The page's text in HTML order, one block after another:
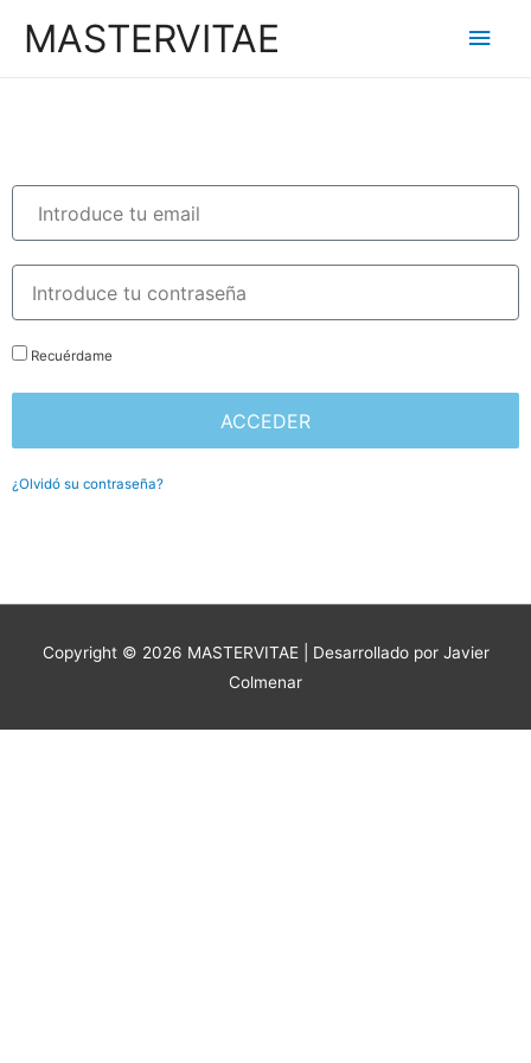
MASTERVITAE
Recuérdame
ACCEDER
¿Olvidó su contraseña?
Copyright © 2026 MASTERVITAE| Desarrollado por Javier
Colmenar